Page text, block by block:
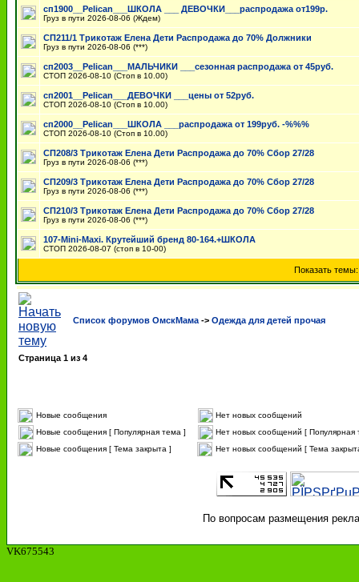
сп1900__Pelican___ШКОЛА ___ ДЕВОЧКИ___распродажа от199р.
Груз в пути 2026-08-06 (Ждем)
СП211/1 Трикотаж Елена Дети Распродажа до 70% Должники
Груз в пути 2026-08-06 (***)
сп2003__Pelican___МАЛЬЧИКИ ___сезонная распродажа от 45руб.
СТОП 2026-08-10 (Стоп в 10.00)
сп2001__Pelican___ДЕВОЧКИ ___цены от 52руб.
СТОП 2026-08-10 (Стоп в 10.00)
сп2000__Pelican___ШКОЛА ___распродажа от 199руб. -%%%
СТОП 2026-08-10 (Стоп в 10.00)
СП208/3 Трикотаж Елена Дети Распродажа до 70% Сбор 27/28
Груз в пути 2026-08-06 (***)
СП209/3 Трикотаж Елена Дети Распродажа до 70% Сбор 27/28
Груз в пути 2026-08-06 (***)
СП210/3 Трикотаж Елена Дети Распродажа до 70% Сбор 27/28
Груз в пути 2026-08-06 (***)
107-Mini-Maxi. Крутейший бренд 80-164.+ШКОЛА
СТОП 2026-08-07 (стоп в 10-00)
Показать
Список форумов ОмскМама -> Одежда для детей прочая
Страница 1 из 4
Новые сообщения
Нет новых сообщений
Новые сообщения [ Популярная тема ]
Нет новых сообщений [ Популярная
Новые сообщения [ Тема закрыта ]
Нет новых сообщений [ Тема
По вопросам размещения
VK675543